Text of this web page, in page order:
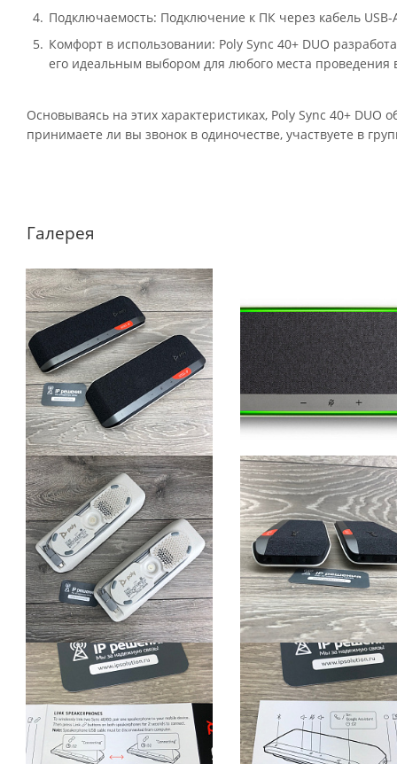
Подключаемость: Подключение к ПК через кабель
Комфорт в использовании: Poly Sync 40+ DUO
его идеальным выбором для любого места проведения
Основываясь на этих характеристиках, Poly Sync 40+
принимаете ли вы звонок в одиночестве, участвуете в
Галерея